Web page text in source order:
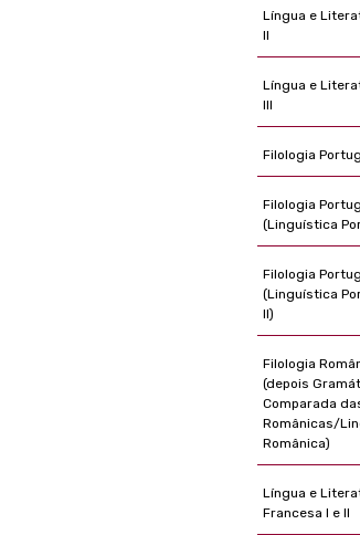
Língua e
II
Língua e
III
Filologia
Filologia
(Linguística
Filologia
(Linguística
II)
Filologia
(depois
Comparada
Românicas/
Românica)
Língua e
Francesa I e II